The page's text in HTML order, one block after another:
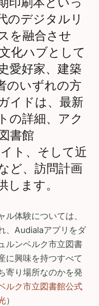
のデジタルリ
を融合させ
化ハブとして
愛好家、建築
のいずれの方
イドは、最新
の詳細、アク
書館
ト、そして近
ど、訪問計画
ます。
体験については、
、Audialaアプリをダ
ルンベルク市立図書
に興味を持つすべて
寄り場所なのかを発
ルク市立図書館公式
）